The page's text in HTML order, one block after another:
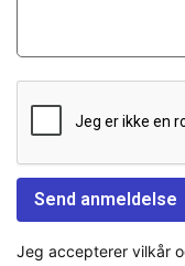
Jeg accepterer vilkår